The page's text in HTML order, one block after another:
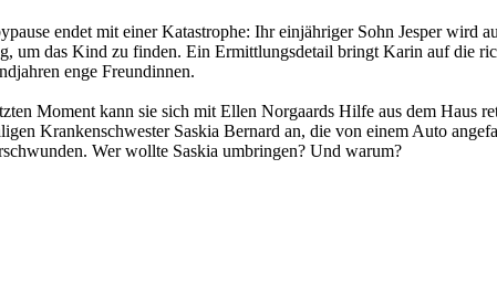
endet mit einer Katastrophe: Ihr einjähriger Sohn Jesper wird
um das Kind zu finden. Ein Ermittlungsdetail bringt Karin auf die
enge Freundinnen.
Moment kann sie sich mit Ellen Norgaards Hilfe aus dem Haus
Krankenschwester Saskia Bernard an, die von einem Auto
Wer wollte Saskia umbringen? Und warum?